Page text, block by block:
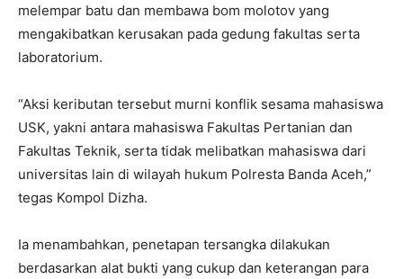
melempar batu dan membawa bom molotov yang
mengakibatkan kerusakan pada gedung fakultas serta
laboratorium.
“Aksi keributan tersebut murni konflik sesama mahasiswa
USK, yakni antara mahasiswa Fakultas Pertanian dan
Fakultas Teknik, serta tidak melibatkan mahasiswa dari
universitas lain di wilayah hukum Polresta Banda Aceh,”
tegas Kompol Dizha.
Ia menambahkan, penetapan tersangka dilakukan
berdasarkan alat bukti yang cukup dan keterangan para